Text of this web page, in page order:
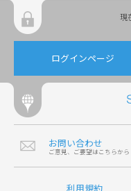
現
ログインページ
お問い合わせ
ご意見、ご要望はこちらから
利用規約